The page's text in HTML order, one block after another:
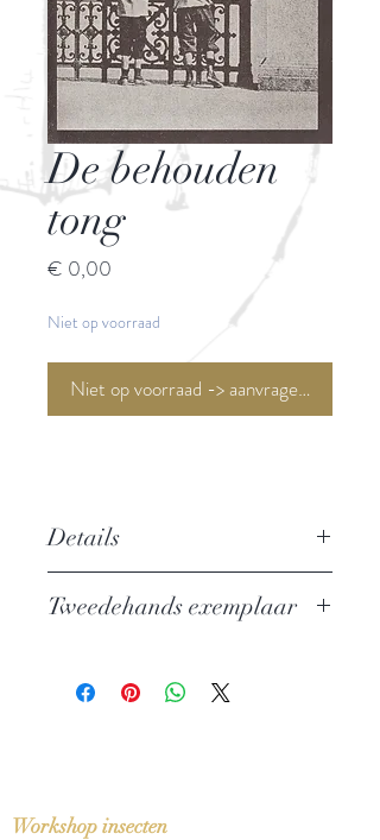
De behouden
tong
€ 0,00
Niet op voorraad
Niet op voorraad -> aanvragen <-
Details
Auteur:Elias Canetti
ISBN: 9029508655
Aantal pagina's: 349
Tweedehands exemplaar
Workshop insecten